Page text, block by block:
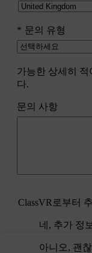
문의 유형
가능한 상세히 적
다.
문의 사항
ClassVR로부터
네, 추가 정
아니오, 괜